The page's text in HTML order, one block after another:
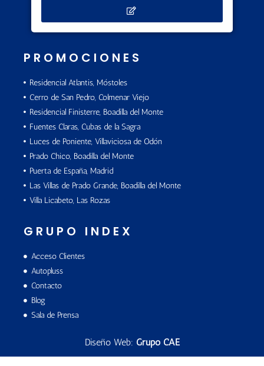
PROMOCIONES
Residencial Atlantis, Móstoles
Cerro de San Pedro, Colmenar Viejo
Residencial Finisterre, Boadilla del Monte
Fuentes Claras, Cubas de la Sagra
Luces de Poniente, Villaviciosa de Odón
Prado Chico, Boadilla del Monte
Puerta de España, Madrid
Las Villas de Prado Grande, Boadilla del Monte
Villa Licabeto, Las Rozas
GRUPO INDEX
Acceso Clientes
Autopluss
Contacto
Blog
Sala de Prensa
Diseño Web: Grupo CAE